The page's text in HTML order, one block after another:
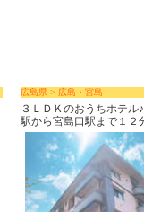
広島県 > 広島・宮島
３ＬＤＫのおうちホテル
駅から宮島口駅まで１